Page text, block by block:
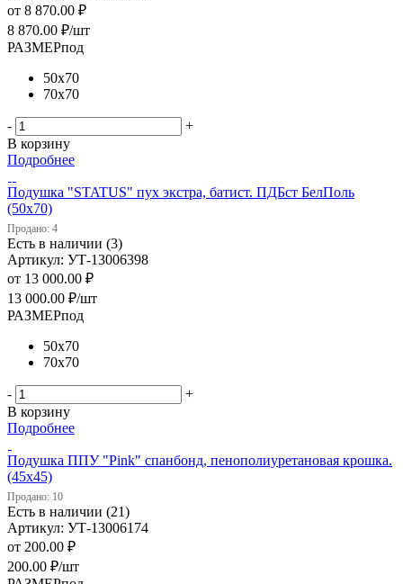
от 8 870.00 ₽
8 870.00 ₽/шт
РАЗМЕРпод
50х70
70х70
-
+
В корзину
Подробнее
Подушка "STATUS" пух экстра, батист. ПДБст БелПоль
(50х70)
Продано: 4
Есть в наличии (3)
Артикул: УТ-13006398
от 13 000.00 ₽
13 000.00 ₽/шт
РАЗМЕРпод
50х70
70х70
-
+
В корзину
Подробнее
Подушка ППУ "Pink" спанбонд, пенополиуретановая крошка.
(45х45)
Продано: 10
Есть в наличии (21)
Артикул: УТ-13006174
от 200.00 ₽
200.00 ₽/шт